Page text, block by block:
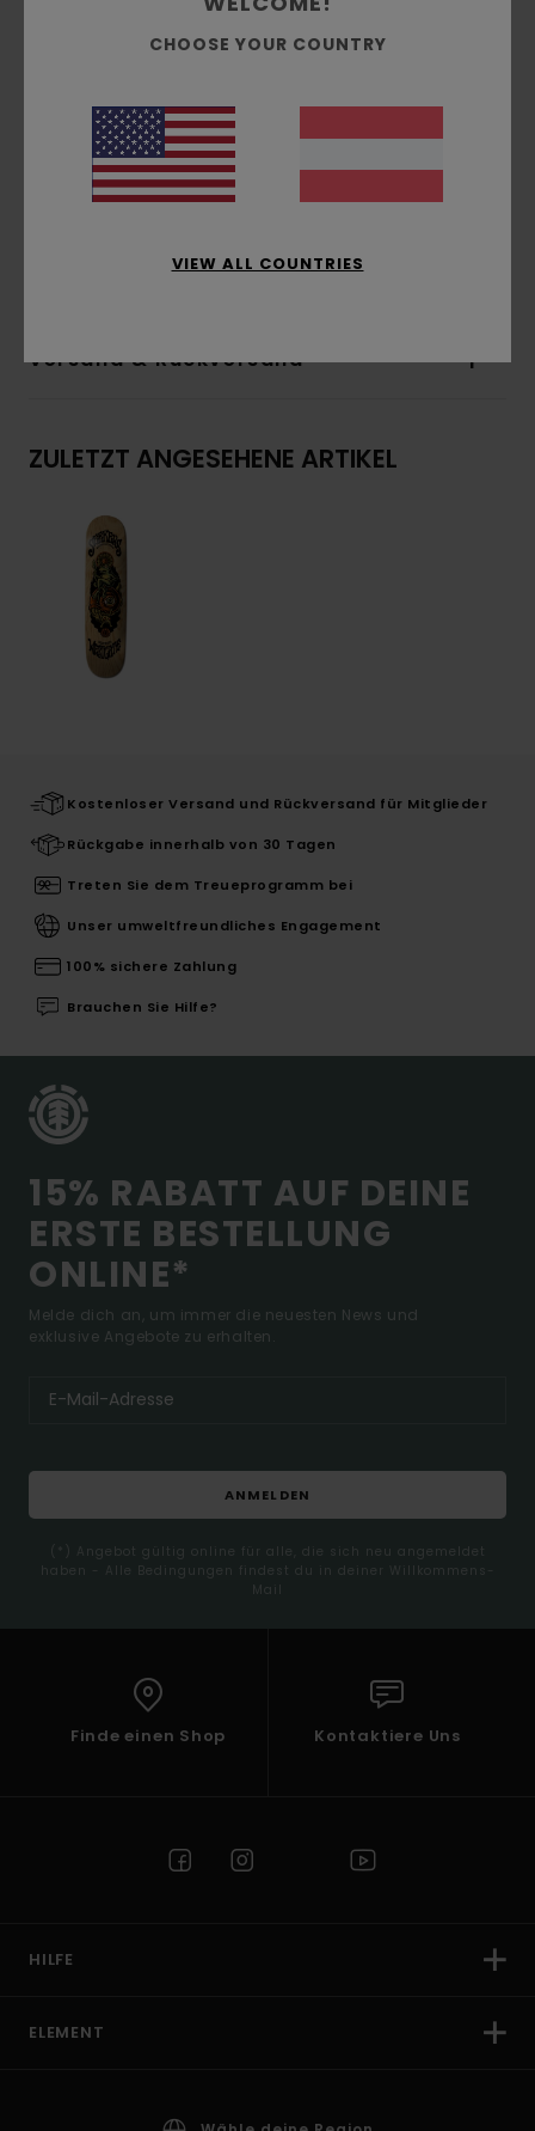
Biobasierte Schrumpffolie
Nur natürliche Furniere
In Zusammenarbeit mit HLC
Hergestellt in teilweise solarbetriebener Fabrik
Zusammensetzung[Hauptstoff] 100 % Holz
Versand & Rückversand
ZULETZT ANGESEHENE ARTIKEL
Kostenloser Versand und Rückversand für Mitglieder
Rückgabe innerhalb von 30 Tagen
Treten Sie dem Treueprogramm bei
Unser umweltfreundliches Engagement
100% sichere Zahlung
Brauchen Sie Hilfe?
15% RABATT AUF DEINE
ERSTE BESTELLUNG
ONLINE*
Melde dich an, um immer die neuesten News und
exklusive Angebote zu erhalten.
ANMELDEN
(*) Angebot gültig online für alle, die sich neu angemeldet
haben - Alle Bedingungen findest du in deiner Willkommens-
Mail
Finde einen Shop Kontaktiere Uns
HILFE
ELEMENT
CHOOSE YOUR COUNTRY
VIEW ALL COUNTRIES